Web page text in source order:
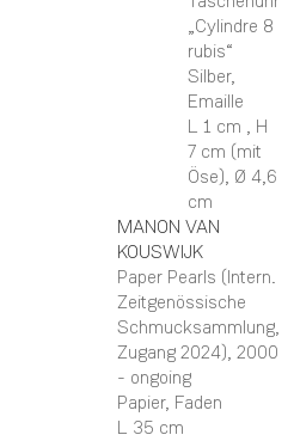
„Cylindre 8
rubis“
Silber,
Emaille
L 1 cm , H
7 cm (mit
Öse), Ø 4,6
cm
MANON VAN
KOUSWIJK
Paper Pearls (Intern.
Zeitgenössische
Schmucksammlung,
Zugang 2024), 2000
- ongoing
Papier, Faden
L 35 cm